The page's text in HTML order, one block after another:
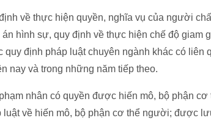
về thực hiện quyền, nghĩa vụ của người
hình sự, quy định về thực hiện chế độ giam
quy định pháp luật chuyên ngành khác có liên
nay và trong những năm tiếp theo.
nhân có quyền được hiến mô, bộ phận
luật về hiến mô, bộ phận cơ thể người; được